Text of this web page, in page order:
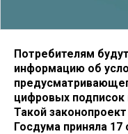
Потребителям
информацию об
цифровых подписок
Такой
Госдума приняла 17